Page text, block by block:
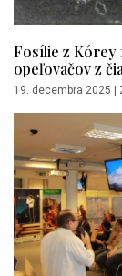
Fosílie z Kórey
opeľovačov z
19. decembra 2025 |